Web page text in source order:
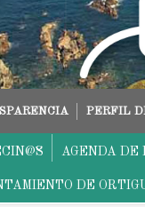
PERFIL
AGENDA DE
DE